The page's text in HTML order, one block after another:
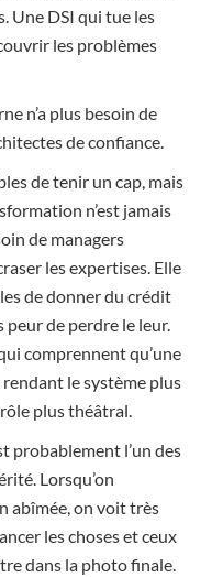
Une DSI qui tue les
les problèmes
n’a plus besoin de
de confiance.
de tenir un cap, mais
n’est jamais
de managers
les expertises. Elle
de donner du crédit
peur de perdre le leur.
comprennent qu’une
le système plus
plus théâtral.
probablement l’un des
Lorsqu’on
abîmée, on voit très
les choses et ceux
dans la photo finale.